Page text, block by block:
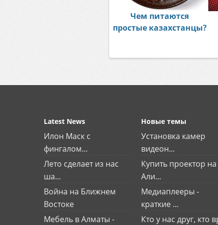
Чем питаются
простые казахстанцы?
Latest News
Илон Маск с
фингалом...
Лето сделает из нас
ша...
Война на Ближнем
Востоке
Мебель в Алматы -
Новые темы
Установка камер
видеон...
Купить проектор на
Али...
Медиаплееры -
краткие ...
Кто у нас друг, кто